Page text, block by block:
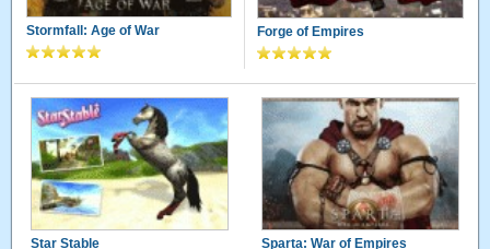
Stormfall: Age of War Forge of Empires
Star Stable Sparta: War of Empires